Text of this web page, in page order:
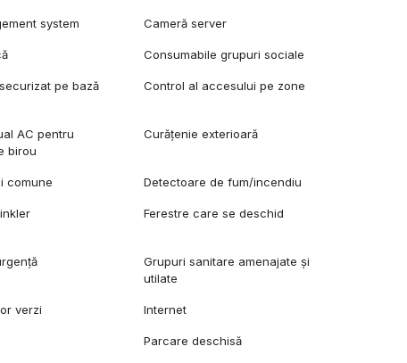
system Cameră server
Consumabile grupuri sociale
pe bază
Control al accesului pe zone
AC pentru
birou
Curățenie exterioară
comune Detectoare de fum/incendiu
Ferestre care se deschid
Grupuri sanitare amenajate și
utilate
verzi Internet
Parcare deschisă